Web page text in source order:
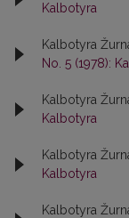
Kalbotyra
Kalbotyra
No. 5 (1978):
Kalbotyra
Kalbotyra
Kalbotyra
Kalbotyra
Kalbotyra